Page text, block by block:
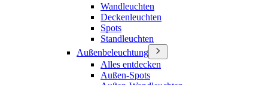
Wandleuchten
Deckenleuchten
Spots
Standleuchten
Außenbeleuchtung
Alles entdecken
Außen-Spots